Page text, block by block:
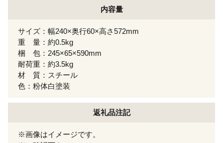
内容量
サイズ：幅240×奥行60×高さ572mm
重 量：約0.5kg
梱 包：245×65×590mm
耐荷重：約3.5kg
材 質：スチール
色：粉体白塗装
返礼品注記
※画像はイメージです。